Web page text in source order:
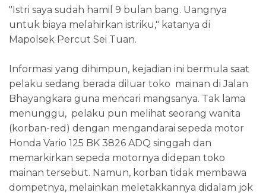
"Istri saya sudah hamil 9 bulan bang. Uangnya
untuk biaya melahirkan istriku," katanya di
Mapolsek Percut Sei Tuan.
Informasi yang dihimpun, kejadian ini bermula saat
pelaku sedang berada diluar toko mainan di Jalan
Bhayangkara guna mencari mangsanya. Tak lama
menunggu, pelaku pun melihat seorang wanita
(korban-red) dengan mengandarai sepeda motor
Honda Vario 125 BK 3826 ADQ singgah dan
memarkirkan sepeda motornya didepan toko
mainan tersebut. Namun, korban tidak membawa
dompetnya, melainkan meletakkannya didalam jok